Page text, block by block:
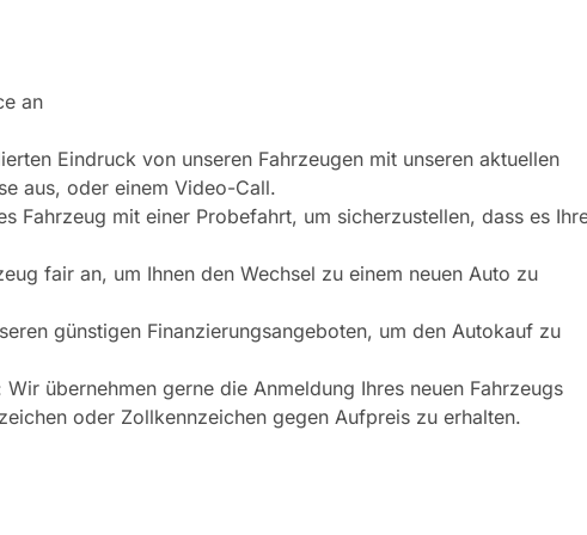
an
Eindruck von unseren Fahrzeugen mit unseren aktuellen
aus, oder einem Video-Call.
Fahrzeug mit einer Probefahrt, um sicherzustellen, dass es
fair an, um Ihnen den Wechsel zu einem neuen Auto zu
günstigen Finanzierungsangeboten, um den Autokauf zu
übernehmen gerne die Anmeldung Ihres neuen Fahrzeugs
oder Zollkennzeichen gegen Aufpreis zu erhalten.